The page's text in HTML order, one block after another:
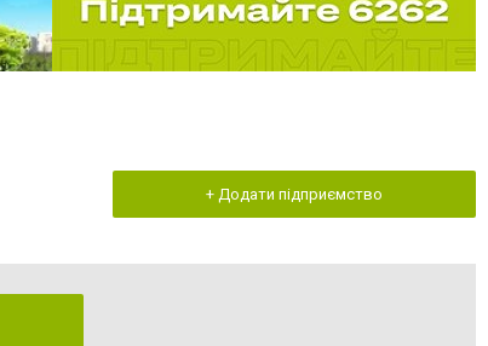
+ Додати підприємство